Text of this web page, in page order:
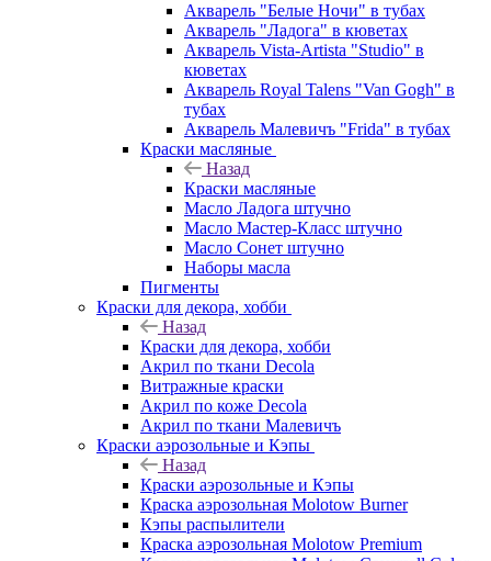
Акварель "Белые Ночи" в тубах
Акварель "Ладога" в кюветах
Акварель Vista-Artista "Studio" в
кюветах
Акварель Royal Talens "Van Gogh" в
тубах
Акварель Малевичъ "Frida" в тубах
Краски масляные
Назад
Краски масляные
Масло Ладога штучно
Масло Мастер-Класс штучно
Масло Сонет штучно
Наборы масла
Пигменты
Краски для декора, хобби
Назад
Краски для декора, хобби
Акрил по ткани Decola
Витражные краски
Акрил по коже Decola
Акрил по ткани Малевичъ
Краски аэрозольные и Кэпы
Назад
Краски аэрозольные и Кэпы
Краска аэрозольная Molotow Burner
Кэпы распылители
Краска аэрозольная Molotow Premium